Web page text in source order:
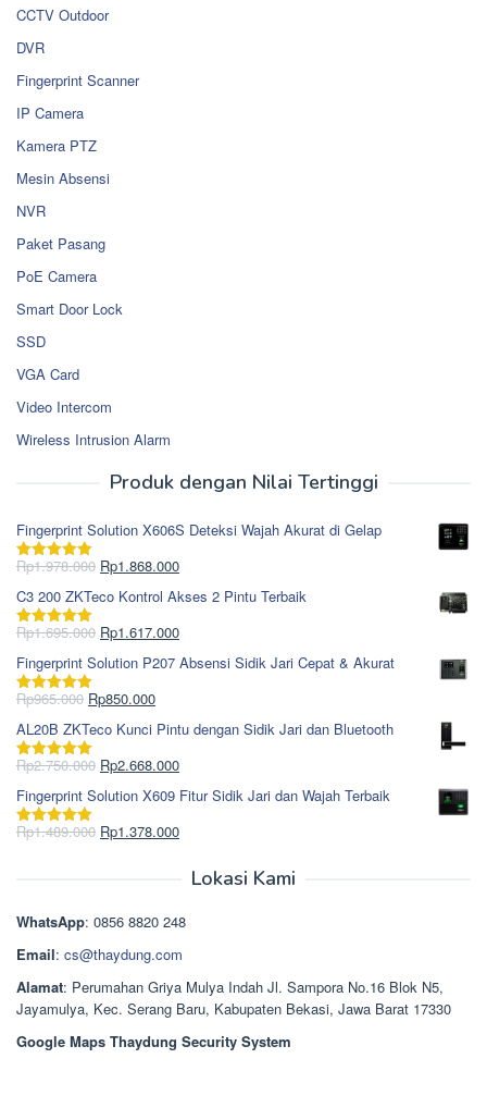
CCTV Outdoor
DVR
Fingerprint Scanner
IP Camera
Kamera PTZ
Mesin Absensi
NVR
Paket Pasang
PoE Camera
Smart Door Lock
SSD
VGA Card
Video Intercom
Wireless Intrusion Alarm
Produk dengan Nilai Tertinggi
Fingerprint Solution X606S Deteksi Wajah Akurat di Gelap
Dinilai5.00
Rp1.978.000 Harga
aslinya
adalah:
Rp1.978.000.
Rp1.868.000Harga
saat
ini
adalah:
C3 200 ZKTeco Kontrol Akses 2 Pintu Terbaik
Dinilai5.00
Rp1.695.000 Harga
aslinya
adalah:
Rp1.695.000.
Rp1.617.000Harga
saat
ini
Fingerprint Solution P207 Absensi Sidik Jari Cepat & Akurat
Dinilai5.00
Rp965.000 Harga
aslinya
adalah:
Rp965.000.
Rp850.000Harga
saat
ini
adalah:
AL20B ZKTeco Kunci Pintu dengan Sidik Jari dan Bluetooth
Dinilai5.00
Rp2.750.000 Harga
aslinya
adalah:
Rp2.750.000.
Rp2.668.000Harga
saat
ini
adalah:
Fingerprint Solution X609 Fitur Sidik Jari dan Wajah Terbaik
Dinilai5.00
Rp1.489.000 Harga
Rp1.378.000Harga
Rp1.378.000.
Lokasi Kami
WhatsApp: 0856 8820 248
Email: cs@thaydung.com
Alamat: Perumahan Griya Mulya Indah Jl. Sampora No.16 Blok N5,
Jayamulya, Kec. Serang Baru, Kabupaten Bekasi, Jawa Barat 17330
Google Maps Thaydung Security System